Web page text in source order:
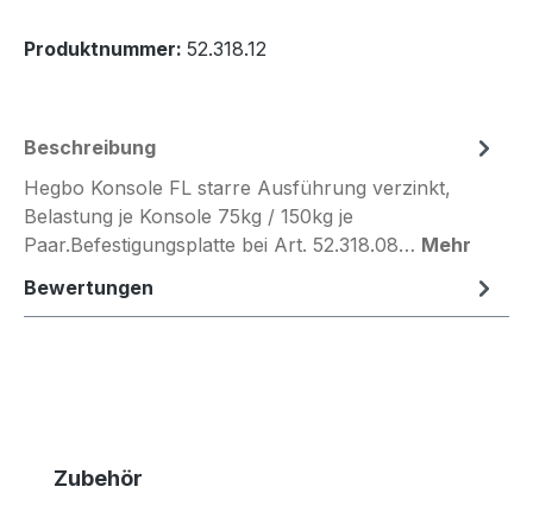
Produktnummer: 52.318.12
Beschreibung
Hegbo Konsole FL starre Ausführung verzinkt,
Belastung je Konsole 75kg / 150kg je
Paar.Befestigungsplatte bei Art. 52.318.08… Mehr
Bewertungen
Produktgalerie überspringen
Zubehör